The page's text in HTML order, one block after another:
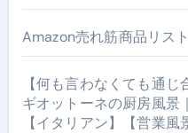
Amazon売れ筋商品リス
【何も言わなくても通
ギオットーネの厨房風景
【イタリアン】【営業風